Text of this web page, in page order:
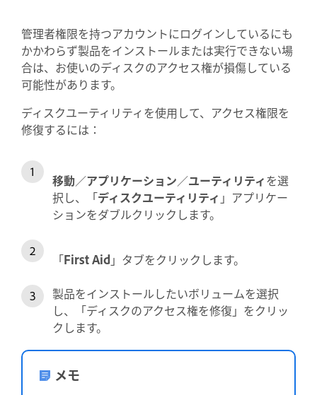
管理者権限を持つアカウントにログインしているにも
かかわらず製品をインストールまたは実行できない場
合は、お使いのディスクのアクセス権が損傷している
可能性があります。
ディスクユーティリティを使用して、アクセス権限を
修復するには：
移動／アプリケーション／ユーティリティを選
択し、「ディスクユーティリティ 」アプリケー
ションをダブルクリックします。
「First Aid 」タブをクリックします。
製品をインストールしたいボリュームを選択
し、「ディスクのアクセス権を修復」をクリッ
クします。
メモ